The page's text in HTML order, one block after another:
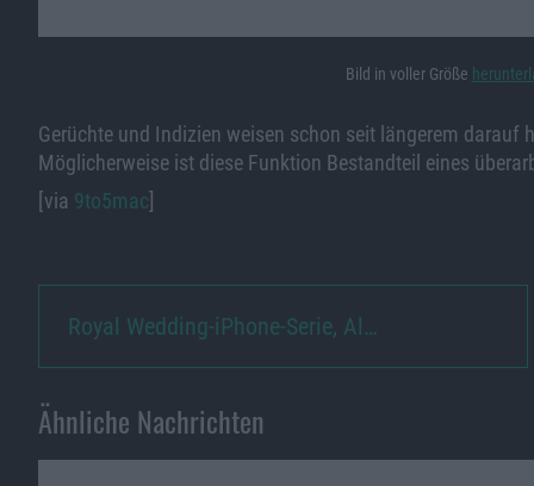
Bild in voller Größe
Gerüchte und Indizien weisen schon seit längerem darauf
Möglicherweise ist diese Funktion Bestandteil eines
[via 9to5mac
Royal Wedding-iPhone-Serie, Al…
Ähnliche Nachrichten